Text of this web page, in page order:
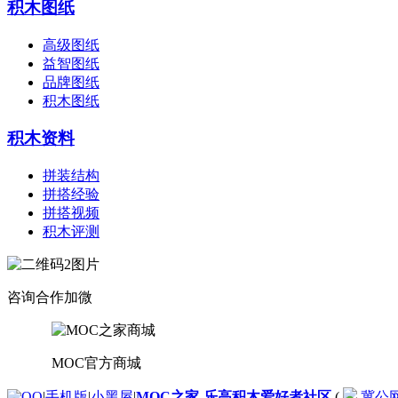
积木图纸
高级图纸
益智图纸
品牌图纸
积木图纸
积木资料
拼装结构
拼搭经验
拼搭视频
积木评测
咨询合作加微
MOC官方商城